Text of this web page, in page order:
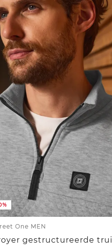
One MEN
gestructureerde trui